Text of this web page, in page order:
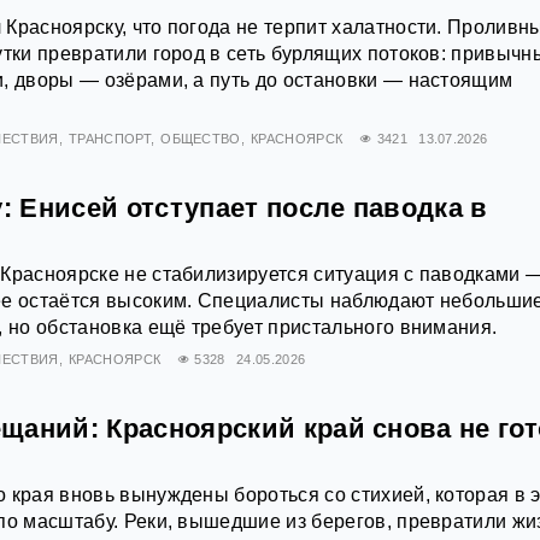
что погода не терпит халатности.
превратили город в сеть бурлящих потоков:
дворы — озёрами, а путь до остановки — настоящим
ТРАНСПОРТ ОБЩЕСТВО КРАСНОЯРСК 3421 13.07.2026
Енисей отступает после паводка в
не стабилизируется ситуация с паводками
остаётся высоким. Специалисты наблюдают
но обстановка ещё требует пристального внимания.
КРАСНОЯРСК 5328 24.05.2026
Красноярский край снова не
края вновь вынуждены бороться со стихией, которая в
масштабу. Реки, вышедшие из берегов, превратили